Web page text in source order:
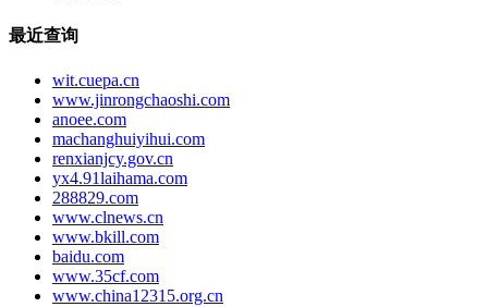
最近查询
wit.cuepa.cn
www.jinrongchaoshi.com
anoee.com
machanghuiyihui.com
renxianjcy.gov.cn
yx4.91laihama.com
288829.com
www.clnews.cn
www.bkill.com
baidu.com
www.35cf.com
www.china12315.org.cn